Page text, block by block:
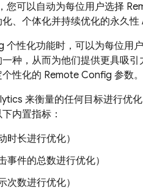
您可以自动为每位用户选择
、个体化并持续优化的永久性
个性化功能时，可以为每位用
种，从而为他们提供更具吸
个性化的 Remote Config 参数。
来衡量的任何目标进行优
内置指标：
时长进行优化）
件的总数进行优化）
次数进行优化）